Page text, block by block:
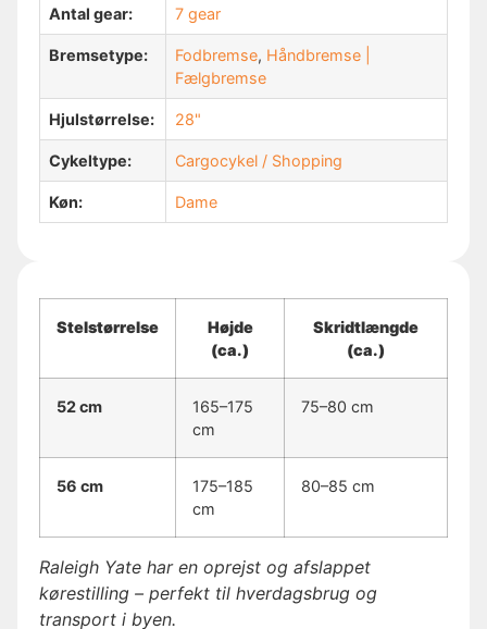
Antal gear: 7 gear
Bremsetype: Fodbremse, Håndbremse |
Fælgbremse
Hjulstørrelse: 28"
Cykeltype: Cargocykel / Shopping
Køn: Dame
Stelstørrelse
Højde
(ca.)
Skridtlængde
(ca.)
52 cm
165–175
cm
75–80 cm
56 cm
175–185
cm
80–85 cm
Raleigh Yate har en oprejst og afslappet
kørestilling – perfekt til hverdagsbrug og
transport i byen.